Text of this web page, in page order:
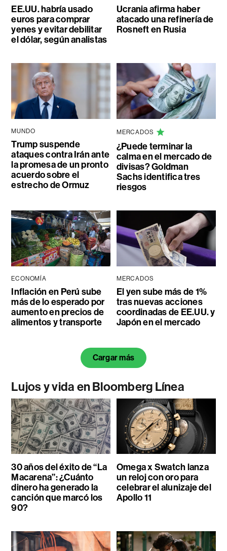
EE.UU. habría usado
euros para comprar
yenes y evitar debilitar
el dólar, según analistas
Ucrania afirma haber
atacado una refinería de
Rosneft en Rusia
MUNDO
Trump suspende
ataques contra Irán ante
la promesa de un pronto
acuerdo sobre el
estrecho de Ormuz
MERCADOS
¿Puede terminar la
calma en el mercado de
divisas? Goldman
Sachs identifica tres
riesgos
ECONOMÍA
Inflación en Perú sube
más de lo esperado por
aumento en precios de
alimentos y transporte
MERCADOS
El yen sube más de 1%
tras nuevas acciones
coordinadas de EE.UU. y
Japón en el mercado
Cargar más
Lujos y vida en Bloomberg Línea
30 años del éxito de “La
Macarena”: ¿Cuánto
dinero ha generado la
canción que marcó los
90?
Omega x Swatch lanza
un reloj con oro para
celebrar el alunizaje del
Apollo 11